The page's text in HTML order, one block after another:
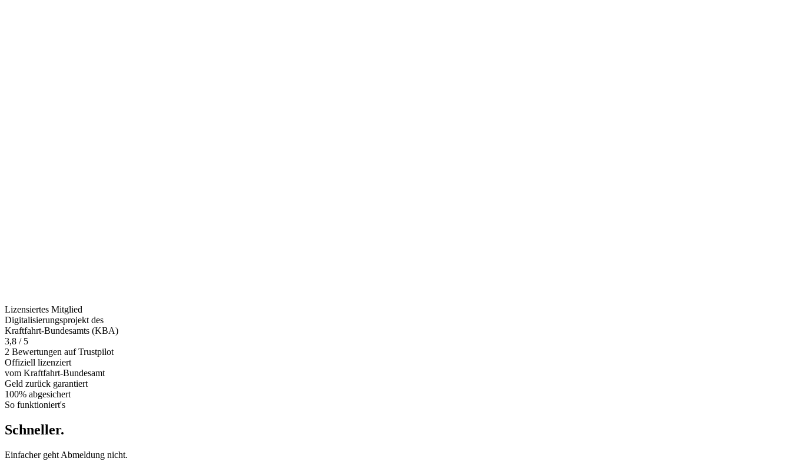
Lizensiertes Mitglied
Digitalisierungsprojekt des
Kraftfahrt-Bundesamts (KBA)
3,8 / 5
2 Bewertungen auf Trustpilot
Offiziell lizenziert
vom Kraftfahrt-Bundesamt
Geld zurück garantiert
100% abgesichert
So funktioniert's
Schneller.
Einfacher geht Abmeldung nicht.